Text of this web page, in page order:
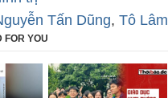
Tấn Dũng, Tô Lâm
FOR YOU